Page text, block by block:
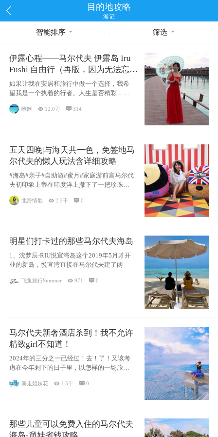
目的地攻略
游记
智能排序 筛选
伊露心程——马尔代夫 伊露岛 Iru
Fushi 自由行（再版，因为无法忘却
的留恋）
如果让我在安居和旅行中做一个选择，我希
望我是一个执着的行者。人生是否精彩，都
源于自己
唯歆  12.0万  314
五天四晚|与海天共一色，免签地马
尔代夫的懒人玩法含详细攻略
#海岛#亲子#自助游#蜜月#家庭游前言马尔代
夫初印象上帝在印度洋上撒下了一把珍珠，
北海情歌 2.2千 0
明星们打卡过的那些马尔代夫海岛
1、沈梦辰-RIU悦宜湾岛这个2019年5月才开
业的新岛，悦宜湾直接在马尔代夫建了两
飞鱼旅行Summer 971 0
马尔代夫新奢酒店杀到！我不允许
精致girl不知道！
2024年的三分之一已经过！去！了！又该考
虑在今年剩下的日子里，以怎样的一场旅行
暴走姐妹花  1.5千 0
那些儿童可以免费入住的马尔代夫